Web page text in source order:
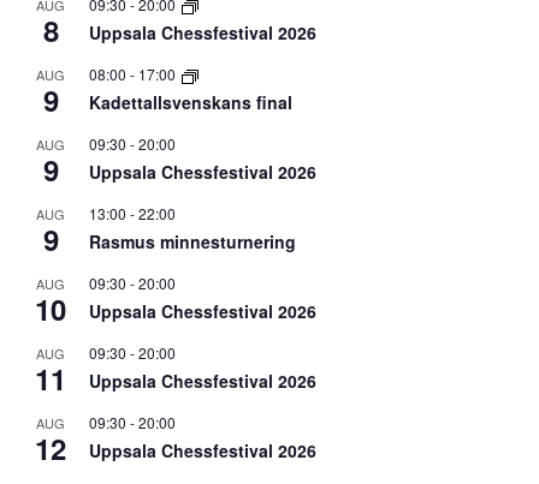
AUG
8
09:30 -20:00
Uppsala Chessfestival 2026
AUG
9
08:00 - 17:00
Kadettallsvenskans final
AUG
9
09:30 -20:00
Uppsala Chessfestival 2026
AUG
9
13:00 -22:00
Rasmus minnesturnering
AUG
10
09:30 -20:00
Uppsala Chessfestival 2026
AUG
11
09:30 -20:00
Uppsala Chessfestival 2026
AUG
12
09:30 -20:00
Uppsala Chessfestival 2026